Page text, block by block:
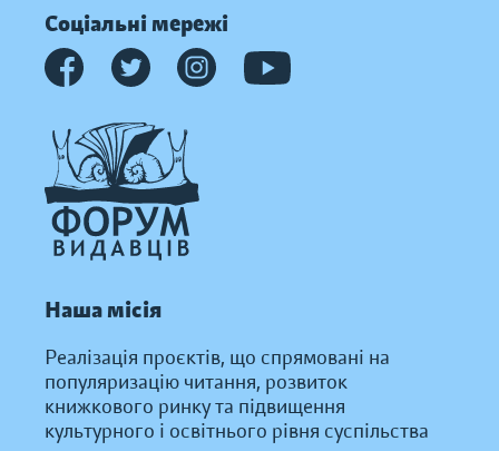
Соціальні мережі
Наша місія
Реалізація проєктів, що спрямовані на
популяризацію читання, розвиток
книжкового ринку та підвищення
культурного і освітнього рівня суспільства